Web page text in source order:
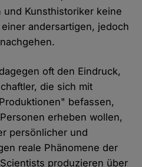
Kunsthistoriker keine
andersartigen, jedoch
oft den Eindruck,
die sich mit
befassen,
erheben wollen,
persönlicher und
reale Phänomene der
produzieren über